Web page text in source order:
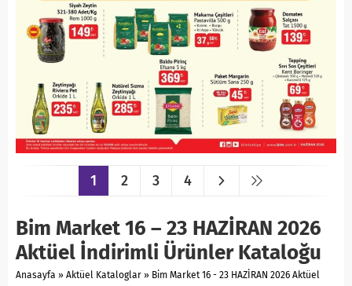
1 2 3 4
Bim Market 16 – 23 HAZİRAN 2026
Aktüel İndirimli Ürünler Kataloğu
Anasayfa » Aktüel Kataloglar » Bim Market 16 - 23 HAZİRAN 2026 Aktüel